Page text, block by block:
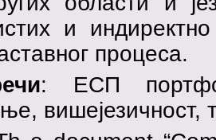
и
процеса.
: ЕСП
вишејезичност,